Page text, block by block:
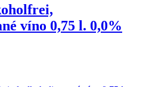
víno 0,75 l. 0,0%